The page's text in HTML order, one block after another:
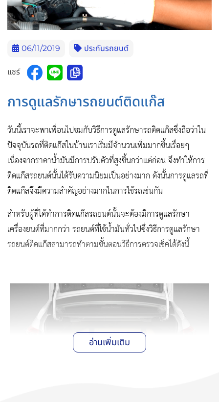
06/11/2019 ประกันรถยนต์
แชร์
การดูแลรักษารถยนต์ติดแก๊ส
วันนี้เราจะพาเพื่อนไปชมกับวิธีการดูแลรักษารถติดแก๊สซึ่งถือว่าใน
ปัจจุบันรถที่ติดแก๊สในบ้านเราเริ่มมีจำนวนเพิ่มมากขึ้นเรื่อยๆ
เนื่องจากราคาน้ำมันมีการปรับตัวที่สูงขึ้นกว่าแต่ก่อน จึงทำให้การ
ติดแก๊สรถยนต์นั้นได้รับความนิยมเป็นอย่างมาก ดังนั้นการดูแลรถที่
ติดแก๊สจึงมีความสำคัญอย่างมากในการใช้รถเช่นกัน
สำหรับผู้ที่ได้ทำการติดแก๊สรถยนต์นั้นจะต้องมีการดูแลรักษา
เครื่องยนต์ที่มากกว่า รถยนต์ที่ใช้น้ำมันทั่วไปซึ่งวิธีการดูแลรักษา
รถยนต์ติดแก๊สสามารถทำตามขั้นตอนวิธีการตรวจเช็คได้ดังนี้
อ่านเพิ่มเติม